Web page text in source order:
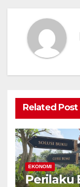
Related Post
EKONOMI
Perilaku